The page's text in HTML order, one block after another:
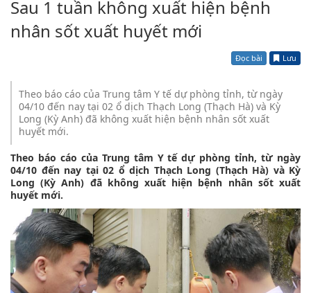
Sau 1 tuần không xuất hiện bệnh
nhân sốt xuất huyết mới
Đọc bài Lưu
Theo báo cáo của Trung tâm Y tế dự phòng tỉnh, từ ngày
04/10 đến nay tại 02 ổ dịch Thạch Long (Thạch Hà) và Kỳ
Long (Kỳ Anh) đã không xuất hiện bệnh nhân sốt xuất
huyết mới.
Theo báo cáo của Trung tâm Y tế dự phòng tỉnh, từ ngày
04/10 đến nay tại 02 ổ dịch Thạch Long (Thạch Hà) và Kỳ
Long (Kỳ Anh) đã không xuất hiện bệnh nhân sốt xuất
huyết mới.